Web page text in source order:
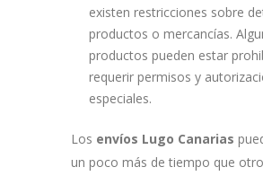
existen restricciones sobre
productos o mercancías.
productos pueden estar
requerir permisos y
especiales.
Los envíos Lugo Canarias
un poco más de tiempo que